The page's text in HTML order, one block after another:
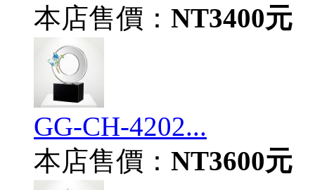
本店售價： NT3400元
GG-CH-4202...
本店售價： NT3600元